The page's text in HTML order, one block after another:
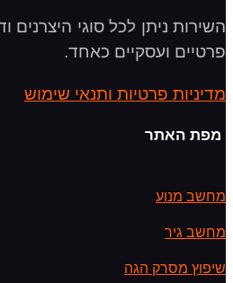
השירות ניתן לכל סוגי היצרנים
פרטיים ועסקיים כאחד.
מדיניות פרטיות ותנאי שימוש
מפת האתר
מחשב מנוע
מחשב גיר
שיפוץ מסרק הגה